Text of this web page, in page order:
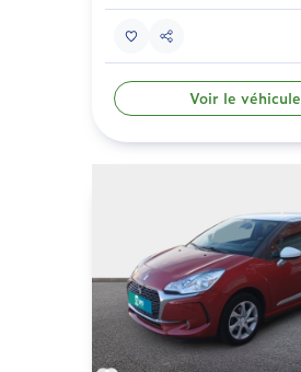
Voir le véhicule